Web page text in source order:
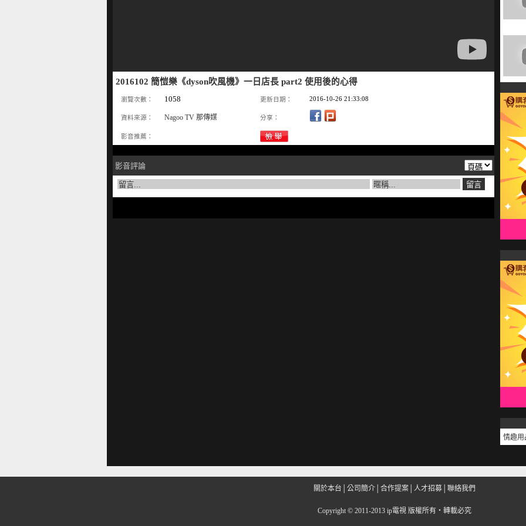
2016102 簡愷樂《dyson吹風機》一日店長 part2 使用後的心得
瀏覽次數： 1058 更新日期： 2016-10-26 21:33:08
資料來源： Nagoo TV 那傳媒 分享：
影音推薦：
影音評論
情趣用
關於本台 公司簡介 合作提案 人才招募 聯絡我們
Copyright © 2011-2013 ip電視 版權所有‧轉載必究